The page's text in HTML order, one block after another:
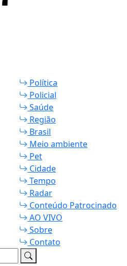
Política
Policial
Saúde
Região
Brasil
Meio ambiente
Pet
Cidade
Tempo
Radar
Conteúdo Patrocinado
AO VIVO
Sobre
Contato